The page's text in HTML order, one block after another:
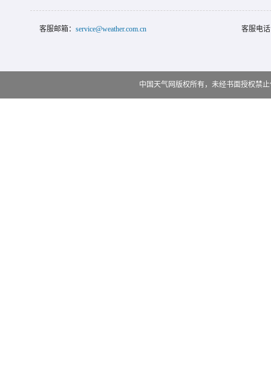
客服邮箱： service@weather.com.cn 客服电
中国天气网版权所有，未经书面授权